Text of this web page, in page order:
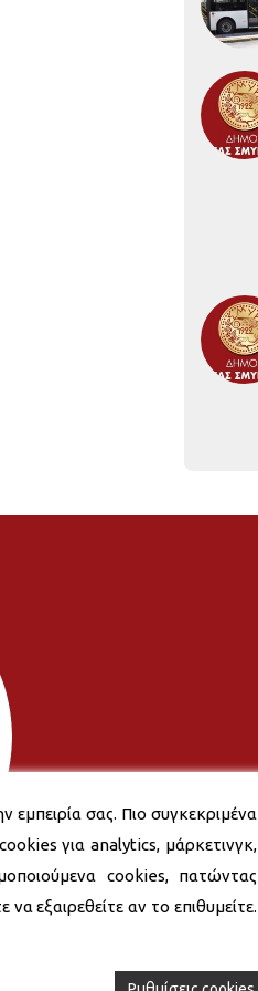
εμπειρία σας. Πιο συγκεκριμένα
για analytics, μάρκετινγκ,
cookies, πατώντας
εξαιρεθείτε αν το επιθυμείτε.